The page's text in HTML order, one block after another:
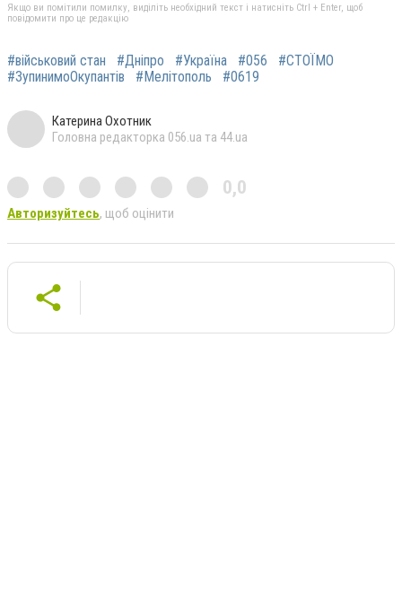
Якщо ви помітили помилку, виділіть необхідний текст і натисніть Ctrl + Enter, щоб
повідомити про це редакцію
#військовий стан #Дніпро #Україна #056
#СТОЇМО
#ЗупинимоОкупантів
#Мелітополь #0619
Катерина Охотник
Головна редакторка 056.ua та 44.ua
0,0
Авторизуйтесь, щоб оцінити